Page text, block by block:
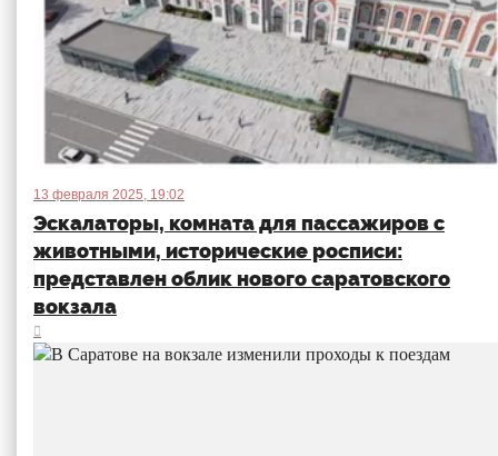
13 февраля 2025, 19:02
Эскалаторы, комната для пассажиров с
животными, исторические росписи:
представлен облик нового саратовского
вокзала